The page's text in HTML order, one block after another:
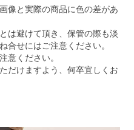
像と実際の商品に色の差があ
は避けて頂き、保管の際も淡
合せにはご注意ください。
意ください。
だけますよう、何卒宜しくお